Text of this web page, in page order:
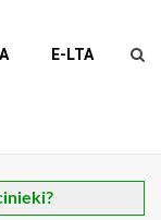
E-LTA